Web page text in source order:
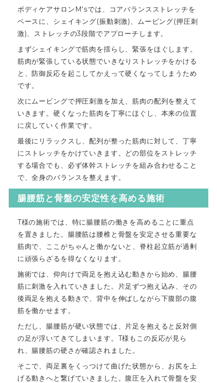
ボディケアサロンM'sでは、コアバランスストレッチを
ベースに、シェイキング(振動刺激)、ムービング(押圧刺
激)、ストレッチの3段階でアプローチします。
まずシェイキングで筋肉を揺らし、緊張をほぐします。
筋肉が緊張している状態でいきなりストレッチをかける
と、防御反応を起こしてかえって硬くなってしまうため
です。
次にムービングで押圧刺激を加え、筋肉の配列を整えて
いきます。硬くなった筋肉を丁寧にほぐし、本来の位置
に戻していく作業です。
最後にリラックスし、配列が整った筋肉に対して、丁寧
にストレッチをかけていきます。どの部位をストレッチ
する場合でも、必ず体幹ストレッチを組み合わせること
で、全身のバランスを整えます。
腸腰筋と骨盤の安定性を高める施術
T様の施術では、特に腸腰筋の働きを高めることに重点
を置きました。腸腰筋は腰椎と骨盤を安定させる重要な
筋肉で、ここがちゃんと働かないと、脊柱起立筋が過剰
に頑張らざるを得なくなります。
施術では、仰向けで両足を抱え込む動きから始め、腸腰
筋に刺激を入れていきました。片足ずつ抱え込み、その
後両足を抱える動きで、背中を伸ばしながら下腹部の腹
筋を働かせます。
ただし、腸腰筋が硬い状態では、片足を抱えると反対側
の足が浮いてきてしまいます。T様もこの反応が見ら
れ、腸腰筋の硬さが確認されました。
そこで、両足裏をくっつけて曲げた状態から、お尻を上
げる動きへと繋げていきました。腹圧を入れて骨盤を安